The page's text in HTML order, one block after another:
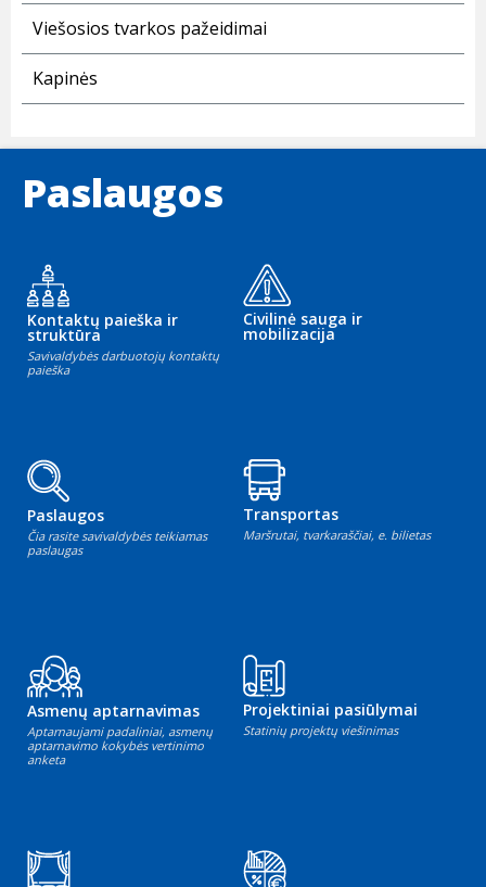
Viešosios tvarkos pažeidimai
Kapinės
Paslaugos
Kontaktų paieška ir
struktūra
Savivaldybės darbuotojų kontaktų
paieška
Civilinė sauga ir
mobilizacija
Paslaugos
Čia rasite savivaldybės teikiamas
paslaugas
Transportas
Maršrutai, tvarkaraščiai, e. bilietas
Asmenų aptarnavimas
Aptarnaujami padaliniai, asmenų
aptarnavimo kokybės vertinimo
anketa
Projektiniai pasiūlymai
Statinių projektų viešinimas